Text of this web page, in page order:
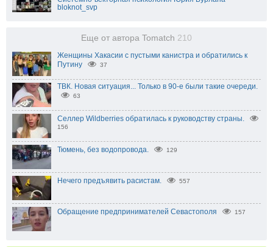
bloknot_svp
Еще от автора Tomatch 210
Женщины Хакасии с пустыми канистра и обратились к
Путину
37
ТВК. Новая ситуация... Только в 90-е были такие очереди.
63
Селлер Wildberries обратилась к руководству страны.
156
Тюмень, без водопровода. 129
Нечего предъявить расистам. 557
Обращение предпринимателей Севастополя 157